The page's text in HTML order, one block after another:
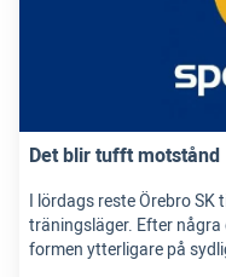
Det blir tufft motstånd
I lördags reste Örebro
träningsläger. Efter
formen ytterligare på